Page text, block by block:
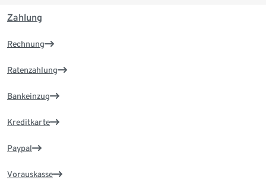
Zahlung
Rechnung
Ratenzahlung
Bankeinzug
Kreditkarte
Paypal
Vorauskasse